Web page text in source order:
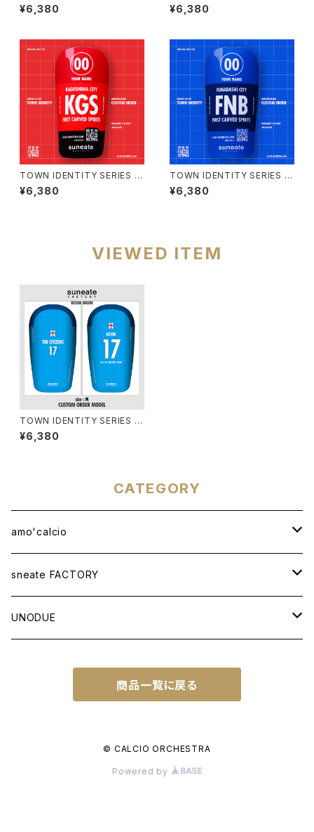
APAN EDITION [AOMORI CI
TY]
¥6,380
APAN EDITION [KUNIMI CI
TY]
¥6,380
TOWN IDENTITY SERIES J
APAN EDITION [KAGOSHIM
A CITY]
¥6,380
TOWN IDENTITY SERIES J
APAN EDITION [FUNABASH
I CITY]
¥6,380
VIEWED ITEM
TOWN IDENTITY SERIES W
ORLD EDITION [THE CITIZ
ENS]
¥6,380
CATEGORY
amo'calcio
APPAREL
T-SHIRT
BAG
WOVEN TOTEBAG A4W
WOVEN BACKPACK A3H
sneate FACTORY
ORIGINAL DESIGN
NATIONAL IDENTITY SERIES
UNODUE
FUTSAL BALL
SOCCER NOTE
商品一覧に戻る
© CALCIO ORCHESTRA
Powered by